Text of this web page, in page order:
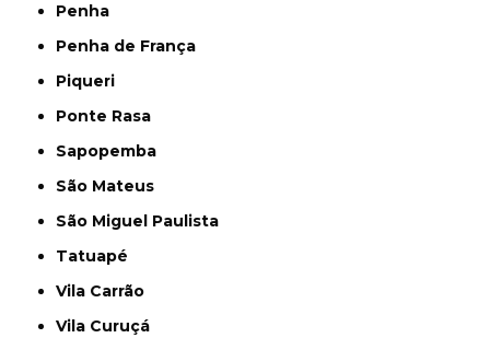
Penha
Penha de França
Piqueri
Ponte Rasa
Sapopemba
São Mateus
São Miguel Paulista
Tatuapé
Vila Carrão
Vila Curuçá